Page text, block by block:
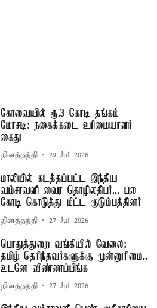
கோவையில் ரூ.3 கோடி தங்கம்
மோசடி: நகைக்கடை உரிமையாளர்
கைது
தினத்தந்தி 29 Jul 2026
மாலியில் கடத்தப்பட்ட இந்திய
வம்சாவளி வைர தொழிலதிபர்... பல
கோடி கொடுத்து மீட்ட குடும்பத்தினர்
தினத்தந்தி 27 Jul 2026
பொதுத்துறை வங்கியில் வேலை:
தமிழ் தெரிந்தவர்களுக்கு முன்னுரிமை..
உடனே விண்ணப்பிங்க
தினத்தந்தி 27 Jul 2026